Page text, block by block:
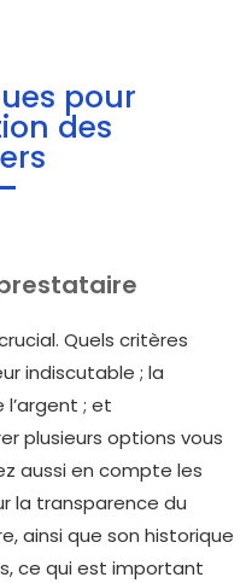
pour
des
Quels critères
indiscutable ; la
; et
plusieurs options vous
aussi en compte les
la transparence du
ainsi que son historique
ce qui est important